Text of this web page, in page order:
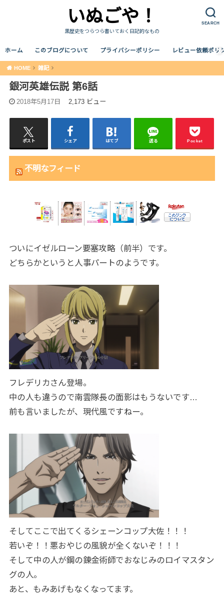
SEARCH
いぬごや！
黒歴史をつらつら書いておく日記的なもの
ホーム このブログについて プライバシーポリシー レビュー依頼ポリ
HOME 雑記
銀河英雄伝説 第6話
2018年5月17日 2,173 ビュー
ポスト シェア はてブ 送る Pocket
不明なフィード
ついにイゼルローン要塞攻略（前半）です。
どちらかというと人事パートのようです。
フレデリカさん登場。
中の人も違うので南雲隊長の面影はもうないです…
前も言いましたが、現代風ですねー。
そしてここで出てくるシェーンコップ大佐！！！
若いぞ！！悪おやじの風貌が全くないぞ！！！
そして中の人が鋼の錬金術師でおなじみのロイマスタン
グの人。
あと、もみあげもなくなってます。